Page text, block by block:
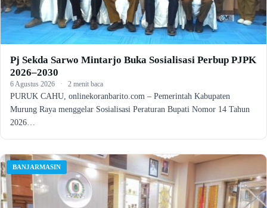
Pj Sekda Sarwo Mintarjo Buka Sosialisasi Perbup PJPK
2026–2030
6 Agustus 2026 · 2 menit baca
PURUK CAHU, onlinekoranbarito.com – Pemerintah Kabupaten
Murung Raya menggelar Sosialisasi Peraturan Bupati Nomor 14 Tahun
2026…
BANJARMASIN